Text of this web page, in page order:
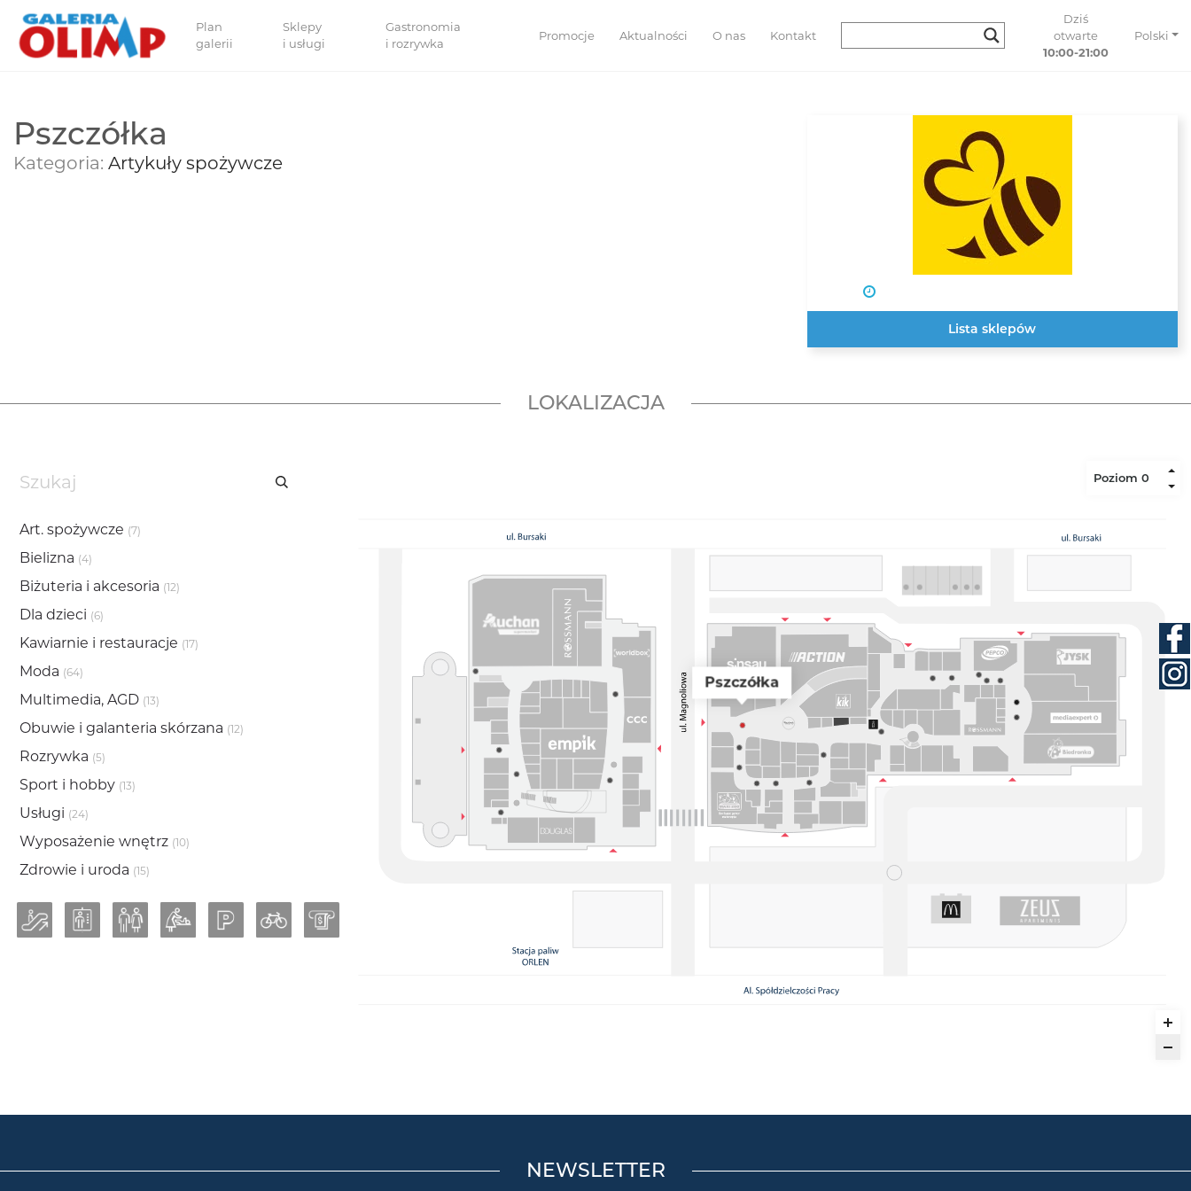
Plan
galerii
Sklepy
i usługi
Gastronomia
i rozrywka
Promocje Aktualności O nas Kontakt
Dziś
otwarte
10:00-21:00
Polski
Pszczółka
Kategoria: Artykuły spożywcze
Lista sklepów
LOKALIZACJA
Pszczółka
Art. spożywcze (7)
Bielizna (4)
Biżuteria i akcesoria (12)
Dla dzieci (6)
Kawiarnie i restauracje (17)
Moda (64)
Multimedia, AGD (13)
Obuwie i galanteria skórzana (12)
Rozrywka (5)
Sport i hobby (13)
Usługi (24)
Wyposażenie wnętrz (10)
Zdrowie i uroda (15)
NEWSLETTER